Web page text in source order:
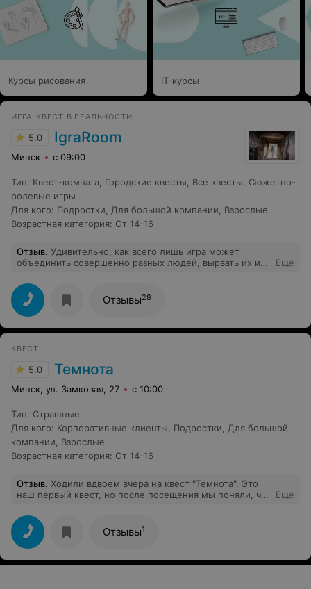
Курсы рисования IT-курсы
ИГРА-КВЕСТ В РЕАЛЬНОСТИ
5.0 IgraRoom
Минск с 09:00
Тип: Квест-комната Городские квесты Все квесты
Сюжетно-
ролевые игры
Для кого: Подростки Для большой компании
Взрослые
Возрастная категория: От 14-16
Отзыв. Удивительно, как всего лишь игра может
объединить совершенно разных людей, вырвать их из
улицам Минска и при этом еще и задыхаться от
восторга. Думаю, каждая из нас подпишется под
словами: "Это было колоссально захватывающе!
Еще
Отзывы28
КВЕСТ
5.0 Темнота
Минск, ул. Замковая, 27 с 10:00
Тип: Страшные
Для кого: Корпоративные клиенты Подростки
Для большой
компании
Взрослые
Возрастная категория: От 14-16
Отзыв. Ходили вдвоем вчера на квест "Темнота". Это
наш первый квест, но после посещения мы поняли, что
интересный и мы нашли выход, ура!!! На входе нас
встретил Петр, очень позитивный парень, с которым
очень приятно общаться! А помогала нам приятная и
веселая девушка Валерия. Команда действительно
очень хорошая и профессиональная! А еще у них
Еще
Отзывы1